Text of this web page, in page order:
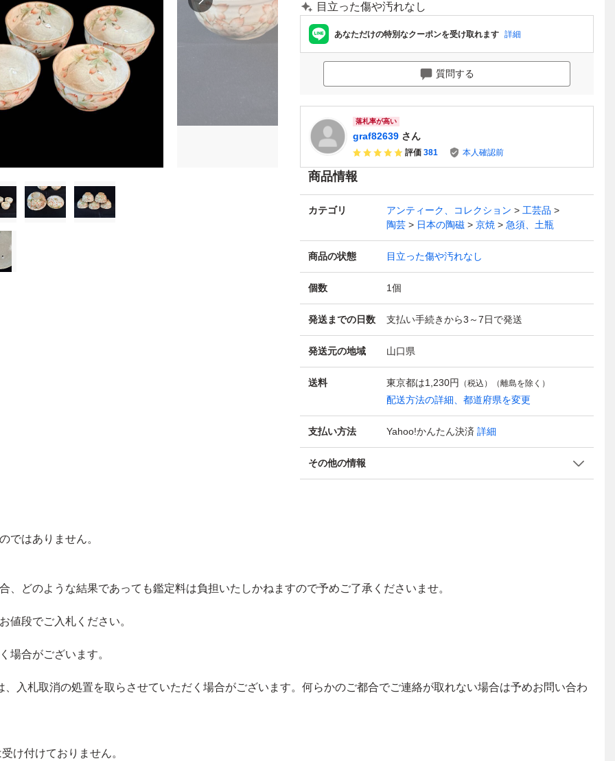
目立った傷や汚れなし
あなただけの特別なクーポンを受け取れます 詳細
質問する
落札率が高い
graf82639 さん
評価 381 本人確認前
商品情報
カテゴリ アンティーク、コレクション
工芸品
陶芸
日本の陶磁 京焼 急須、土瓶
商品の状態 目立った傷や汚れなし
個数 1個
発送までの日数 支払い手続きから3～7日で発送
発送元の地域 山口県
送料 東京都は1,230円 （税込）（離島を除く）
配送方法の詳細、都道府県を変更
支払い方法 Yahoo!かんたん決済 詳細
その他の情報